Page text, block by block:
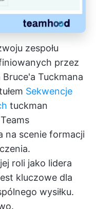
zespołu
przez
Tuckmana
Sekwencje
tuckman
na scenie formacji
roli jako lidera
kluczowe dla
wysiłku.